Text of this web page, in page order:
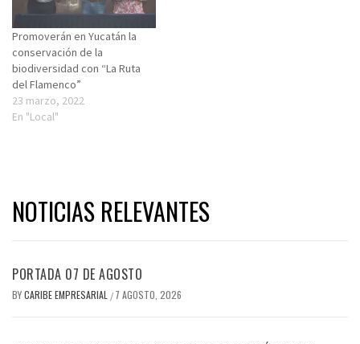
Promoverán en Yucatán la
conservación de la
biodiversidad con “La Ruta
del Flamenco”
23 marzo, 2022
En "Local"
NOTICIAS RELEVANTES
PORTADA 07 DE AGOSTO
BYCARIBE EMPRESARIAL / 7 AGOSTO, 2026